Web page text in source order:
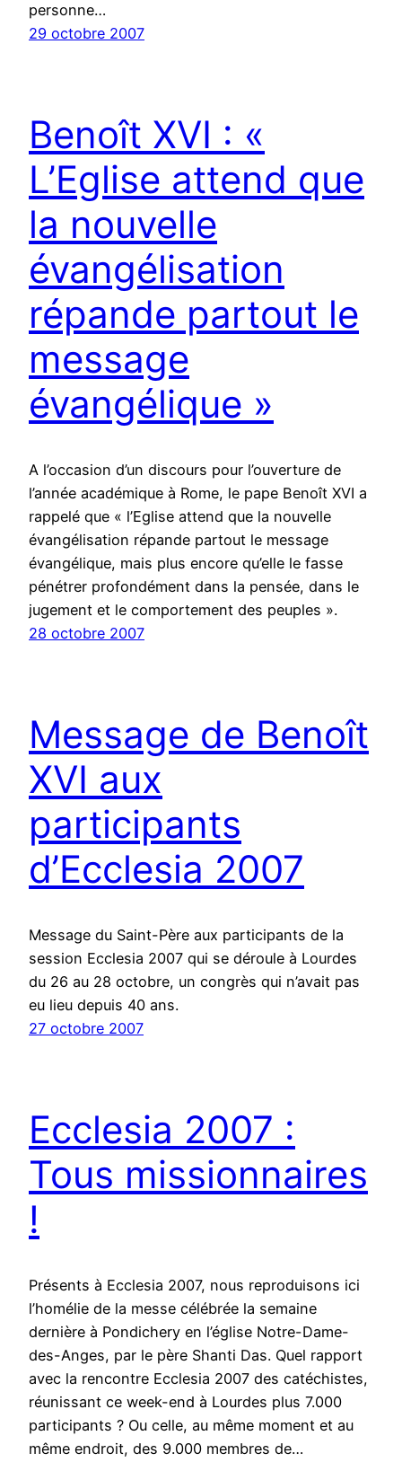
personne…
29 octobre 2007
Benoît XVI : «
L’Eglise attend que
la nouvelle
évangélisation
répande partout le
message
évangélique »
A l’occasion d’un discours pour l’ouverture de
l’année académique à Rome, le pape Benoît XVI a
rappelé que « l’Eglise attend que la nouvelle
évangélisation répande partout le message
évangélique, mais plus encore qu’elle le fasse
pénétrer profondément dans la pensée, dans le
jugement et le comportement des peuples ».
28 octobre 2007
Message de Benoît
XVI aux
participants
d’Ecclesia 2007
Message du Saint-Père aux participants de la
session Ecclesia 2007 qui se déroule à Lourdes
du 26 au 28 octobre, un congrès qui n’avait pas
eu lieu depuis 40 ans.
27 octobre 2007
Ecclesia 2007 :
Tous missionnaires
!
Présents à Ecclesia 2007, nous reproduisons ici
l’homélie de la messe célébrée la semaine
dernière à Pondichery en l’église Notre-Dame-
des-Anges, par le père Shanti Das. Quel rapport
avec la rencontre Ecclesia 2007 des catéchistes,
réunissant ce week-end à Lourdes plus 7.000
participants ? Ou celle, au même moment et au
même endroit, des 9.000 membres de…